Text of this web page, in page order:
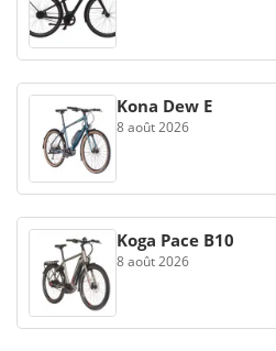
Kona Dew E
8 août 2026
Koga Pace B10
8 août 2026